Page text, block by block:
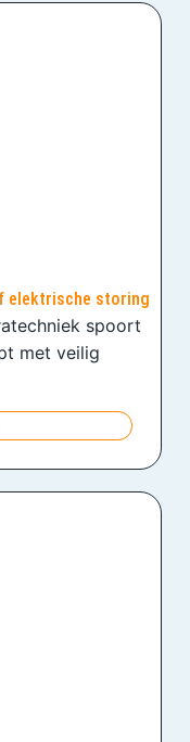
elektrische storing
spoort
met veilig